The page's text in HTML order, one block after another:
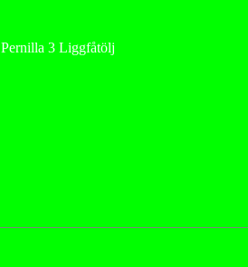
Pernilla 3 Liggfåtölj